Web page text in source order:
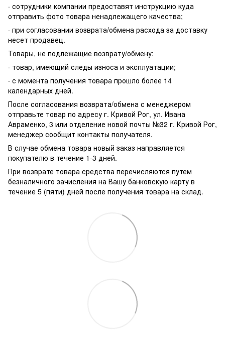
· сотрудники компании предоставят инструкцию куда
отправить фото товара ненадлежащего качества;
· при согласовании возврата/обмена расхода за доставку
несет продавец.
Товары, не подлежащие возврату/обмену:
· товар, имеющий следы износа и эксплуатации;
· с момента получения товара прошло более 14
календарных дней.
После согласования возврата/обмена с менеджером
отправьте товар по адресу г. Кривой Рог, ул. Ивана
Авраменко, 3 или отделение новой почты №32 г. Кривой Рог,
менеджер сообщит контакты получателя.
В случае обмена товара новый заказ направляется
покупателю в течение 1-3 дней.
При возврате товара средства перечисляются путем
безналичного зачисления на Вашу банковскую карту в
течение 5 (пяти) дней после получения товара на склад.